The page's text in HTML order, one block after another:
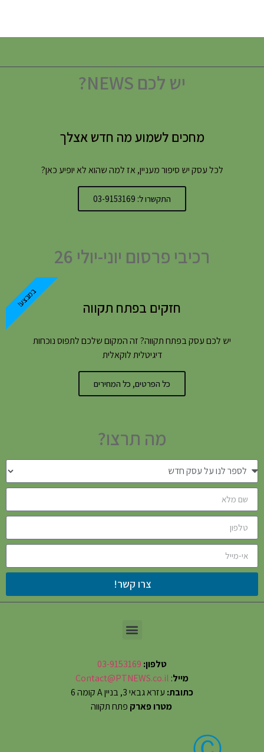
יש לכם NEWS?
מחכים לשמוע מה חדש אצלך
לכל עסק יש סיפור מעניין, אז למה שהוא לא יופיע כאן?
התקשרו ל: 03-9153169
רכיבי פרסום יוני-יולי 26
חזקים בפתח תקווה
יש לכם עסק בפתח תקווה? זה המקום שלכם לתפוס נוכחות
דיגיטלית לוקאלית
כל הפרטים, כל המחירים
במבצע!
מה תרצו?
צרו קשר!
טלפון: 03-9153169
מייל:
Contact@PTNEWS.co.il
כתובת: עזרא גבאי 3, בניין A קומה 6
מטרו פארק פתח תקווה